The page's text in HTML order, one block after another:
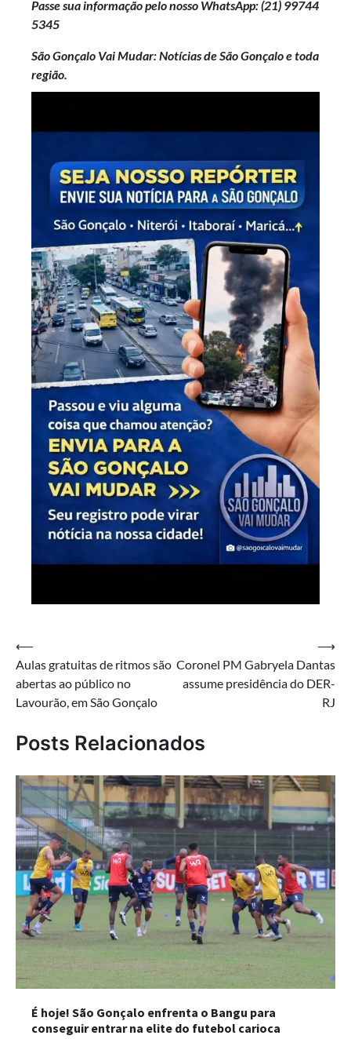
Passe sua informação pelo nosso WhatsApp: (21) 99744
5345
São Gonçalo Vai Mudar: Notícias de São Gonçalo e toda
região.
Navegação
de
Post
⟵
Aulas gratuitas de ritmos são
abertas ao público no
Lavourão, em São Gonçalo
Coronel PM Gabryela Dantas
assume presidência do DER-
RJ
⟶
Posts Relacionados
É hoje! São Gonçalo enfrenta o Bangu para
conseguir entrar na elite do futebol carioca